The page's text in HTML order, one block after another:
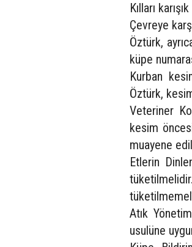
Kılları
Çevreye
Öztürk,
küpe
Kurban
Öztürk,
Veteriner
kesim
muayene
Etlerin
Atık
usulüne